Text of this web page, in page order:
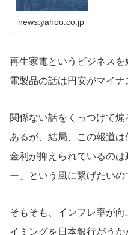
news.yahoo.co.jp
再生家電というビジネス
電製品の話は円安がマイナ
関係ない話をくっつけて
あるが、結局、この報道
金利が抑えられているの
ー」という風に繋げたいの
そもそも、インフレ率が
イミングを日本銀行がう